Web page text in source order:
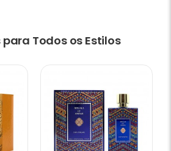
para Todos os Estilos